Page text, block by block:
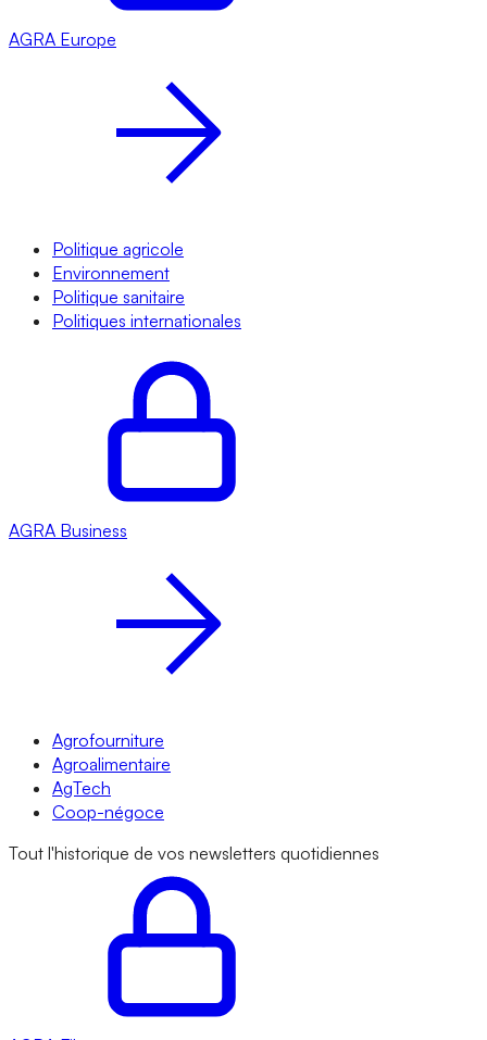
AGRA Europe
Politique agricole
Environnement
Politique sanitaire
Politiques internationales
AGRA Business
Agrofourniture
Agroalimentaire
AgTech
Coop-négoce
Tout l'historique de vos newsletters quotidiennes